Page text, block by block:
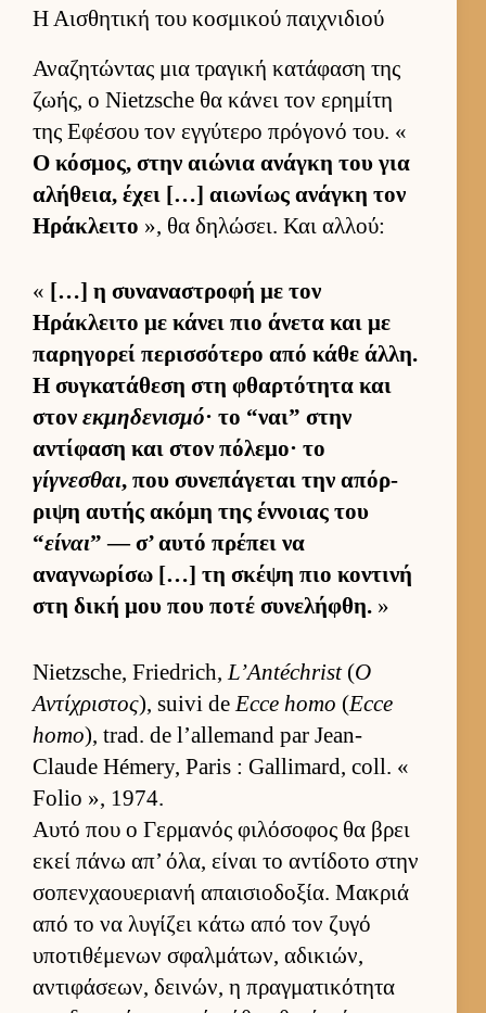
Η Αισθητική του κοσμικού παιχνιδιού
Αναζητώντας μια τραγική κατάφαση της
ζωής, ο Nietzsche θα κάνει τον ερημίτη
της Εφέσου τον εγ­γύτερο πρόγονό του. «
Ο κόσμος, στην αιώνια ανάγκη του για
αλήθεια, έχει […] αιω­νίως ανάγκη τον
Ηράκλειτο », θα δηλώσει. Και αλ­λού:
« […] η συναναστροφή με τον
Ηράκλειτο με κάνει πιο άνετα και με
παρηγορεί περισ­σότερο από κάθε άλ­λη.
Η συγκατάθεση στη φθαρ­τότητα και
στον εκμηδενισμό· το “ναι” στην
αντίφαση και στον πόλεμο· το
γίγνεσθαι, που συνεπάγεται την απόρ­
ριψη αυ­τής ακόμη της έν­νοιας του
“είναι” — σ’ αυτό πρέπει να
αναγνωρίσω […] τη σκέψη πιο κοντινή
στη δική μου που ποτέ συνελήφθη. »
Nietzsche, Friedrich,L’Antéchrist(Ο
Αντίχριστος), suivi deEcce homo (Ecce
homo), trad. de l’allemand par Jean-
Claude Hémery, Paris : Gallimard, coll. «
Folio », 1974.
Αυτό που ο Γερ­μανός φιλόσοφος θα βρει
εκεί πάνω απ’ όλα, εί­ναι το αντίδοτο στην
σοπεν­χαου­εριανή απαι­σιο­δοξία. Μακριά
από το να λυγίζει κάτω από τον ζυγό
υποτιθέμενων σφαλ­μάτων, αδικιών,
αντιφάσεων, δει­νών, η πραγ­ματικότητα